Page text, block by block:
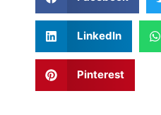
LinkedIn
Pinterest